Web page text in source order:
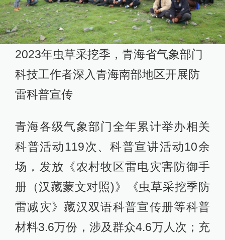
2023年虫草采挖季，青海省气象部门
科技工作者深入青海南部地区开展防
雷科普宣传
青海各级气象部门全年累计举办相关
科普活动119次、科普宣讲活动10余
场，发放《农村牧区雷电灾害防御手
册（汉藏蒙文对照)》《虫草采挖季防
雷减灾》藏汉双语科普宣传册等科普
材料3.6万份，涉及群众4.6万人次；充